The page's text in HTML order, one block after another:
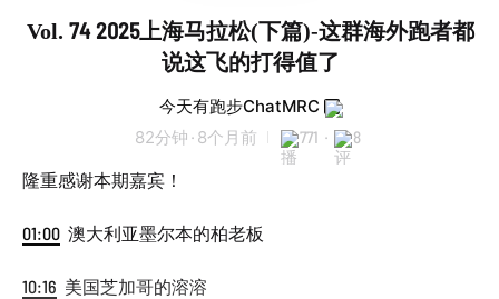
Vol. 74 2025上海马拉松(下篇)-这群海外跑者都
说这飞的打得值了
今天有跑步ChatMRC
82分钟 · 8个月前 771 · 8
隆重感谢本期嘉宾！
01:00 澳大利亚墨尔本的柏老板
10:16 美国芝加哥的溶溶